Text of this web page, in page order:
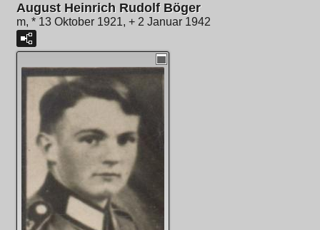
August Heinrich Rudolf Böger
m, * 13 Oktober 1921, + 2 Januar 1942